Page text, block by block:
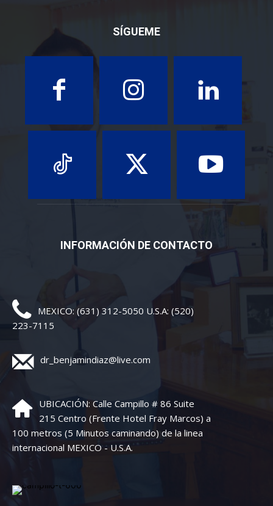
SÍGUEME
INFORMACIÓN DE CONTACTO
MEXICO: (631) 312-5050 U.S.A: (520)
223-7115
dr_benjamindiaz@live.com
UBICACIÓN: Calle Campillo # 86 Suite
215 Centro (Frente Hotel Fray Marcos) a
100 metros (5 Minutos caminando) de la linea
internacional MEXICO - U.S.A.